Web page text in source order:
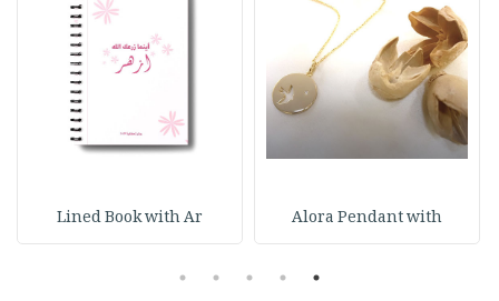
Alora Pendant with
Lined Book with Ar
1
2
3
4
5